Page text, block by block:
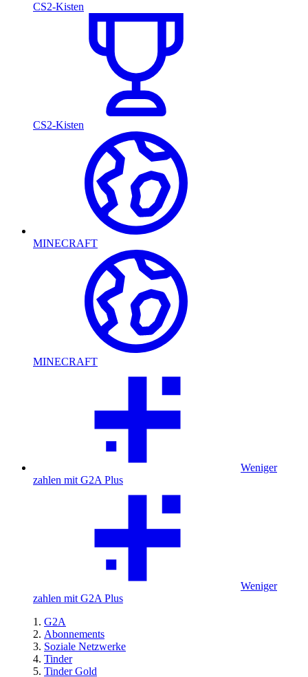
CS2-Kisten
CS2-Kisten
MINECRAFT
MINECRAFT
Weniger
zahlen mit G2A Plus
Weniger
zahlen mit G2A Plus
G2A
Abonnements
Soziale Netzwerke
Tinder
Tinder Gold